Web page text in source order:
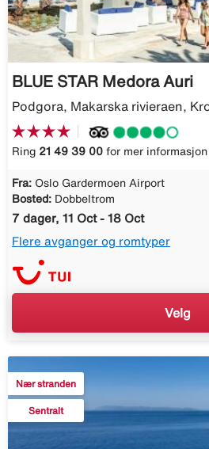
BLUE STAR Medora Auri
Podgora, Makarska rivieraen,
Ring 21 49 39 00 for mer
Fra: Oslo Gardermoen Airport
Bosted: Dobbeltrom
7 dager, 11 Oct - 18 Oct
Flere avganger og romtyper
Velg
Nær stranden
Sentralt